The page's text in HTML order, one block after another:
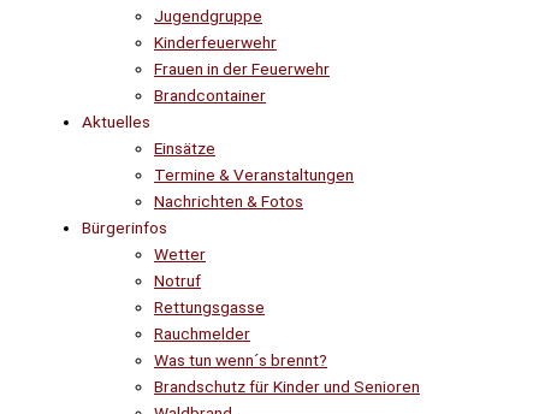
Jugendgruppe
Kinderfeuerwehr
Frauen in der Feuerwehr
Brandcontainer
Aktuelles
Einsätze
Termine & Veranstaltungen
Nachrichten & Fotos
Bürgerinfos
Wetter
Notruf
Rettungsgasse
Rauchmelder
Was tun wenn´s brennt?
Brandschutz für Kinder und Senioren